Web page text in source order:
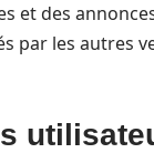
et des
par les autres